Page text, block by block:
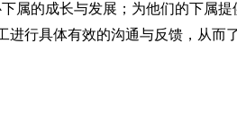
属的成长与发展；为他们的下属提
进行具体有效的沟通与反馈，从而